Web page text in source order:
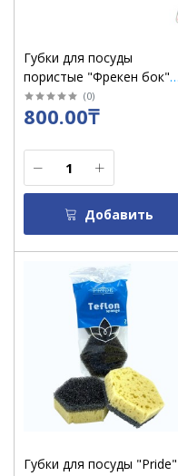
Губки для посуды
пористые "Фрекен бок"
MAX 5 шт+1шт / уп 6/1556
(0)
800.00₸
Добавить
Губки для посуды "Pride"